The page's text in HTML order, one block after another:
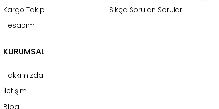
Kargo Takip
Hesabım
Sıkça Sorulan Sorular
KURUMSAL
Hakkımızda
İletişim
Blog